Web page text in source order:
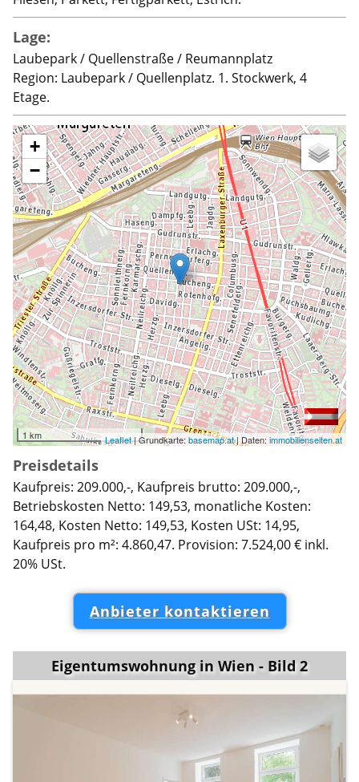
Lage:
Laubepark / Quellenstraße / Reumannplatz
Region: Laubepark / Quellenplatz. 1. Stockwerk, 4
Etage.
+
−
1 km Leaflet| Grundkarte:basemap.at| Daten:immobilienseiten.at
Preisdetails
Kaufpreis: 209.000,-, Kaufpreis brutto: 209.000,-,
Betriebskosten Netto: 149,53, monatliche Kosten:
164,48, Kosten Netto: 149,53, Kosten USt: 14,95,
Kaufpreis pro m²: 4.860,47. Provision: 7.524,00 € inkl.
20% USt.
Anbieter kontaktieren
Eigentumswohnung in Wien - Bild 2